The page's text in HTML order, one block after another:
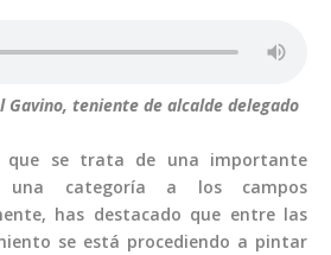
Gavino, teniente de alcalde delegado
que se trata de una importante
una categoría a los campos
has destacado que entre las
se está procediendo a pintar